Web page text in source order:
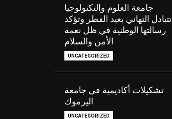
جامعة العلوم والتكنولوجيا
تتبادل التهاني بعيد الفطر وتؤكد
رسالتها الوطنية في ظل نعمة
الأمن والسلام
UNCATEGORIZED
تشكيلات أكاديمية في جامعة
اليرموك
UNCATEGORIZED